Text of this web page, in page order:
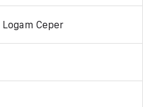
Ceper